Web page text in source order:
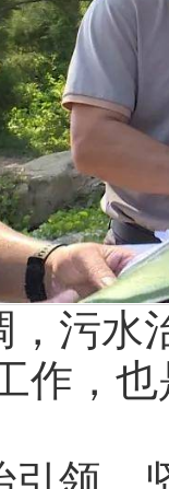
水治
作，